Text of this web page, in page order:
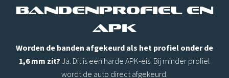
bandenprofiel en
APK
Worden de banden afgekeurd als het profiel onder de
1,6 mm zit?Ja. Dit is een harde APK-eis. Bij minder profiel
wordt de auto direct afgekeurd.